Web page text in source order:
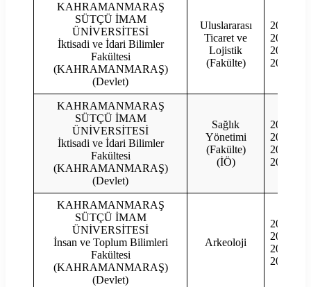
KAHRAMANMARAŞ
SÜTÇÜ İMAM
ÜNİVERSİTESİ
İktisadi ve İdari Bilimler
Fakültesi
(KAHRAMANMARAŞ)
(Devlet)
Uluslararası
Ticaret ve
Lojistik
(Fakülte)
2023
2022
2021
2020
KAHRAMANMARAŞ
SÜTÇÜ İMAM
ÜNİVERSİTESİ
İktisadi ve İdari Bilimler
Fakültesi
(KAHRAMANMARAŞ)
(Devlet)
Sağlık
Yönetimi
(Fakülte)
(İÖ)
2023
2022
2021
2020
KAHRAMANMARAŞ
SÜTÇÜ İMAM
ÜNİVERSİTESİ
İnsan ve Toplum Bilimleri
Fakültesi
(KAHRAMANMARAŞ)
(Devlet)
Arkeoloji
2023
2022
2021
2020